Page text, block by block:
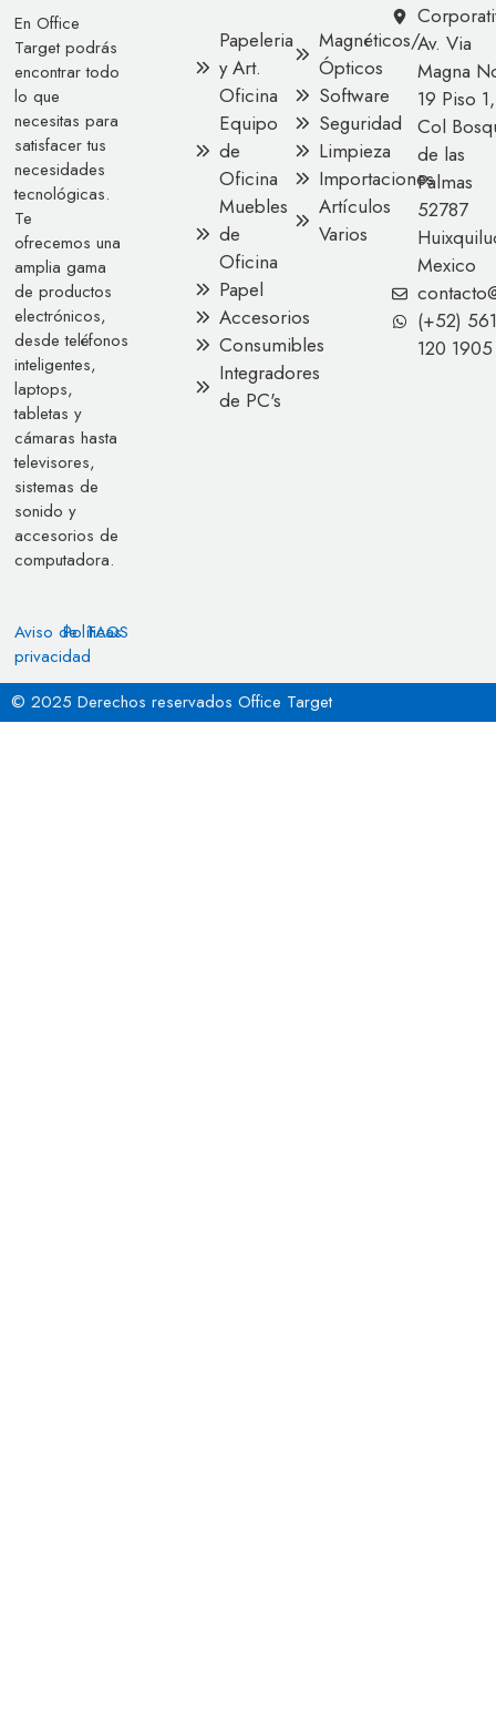
En Office
Target podrás
encontrar todo
lo que
necesitas para
satisfacer tus
necesidades
tecnológicas.
Te
ofrecemos una
amplia gama
de productos
electrónicos,
desde teléfonos
inteligentes,
laptops,
tabletas y
cámaras hasta
televisores,
sistemas de
sonido y
accesorios de
computadora.
Aviso de
privacidad
Políticas
FAQS
Papeleria
y Art.
Oficina
Equipo
de
Oficina
Muebles
de
Oficina
Papel
Accesorios
Consumibles
Integradores
de PC's
Magnéticos/
Ópticos
Software
Seguridad
Limpieza
Importaciones
Artículos
Varios
Av. Via
Magna
19 Piso 1,
Col
de las
Palmas
52787
Mexico
(+52) 561
120 1905
© 2025 Derechos reservados Office Target